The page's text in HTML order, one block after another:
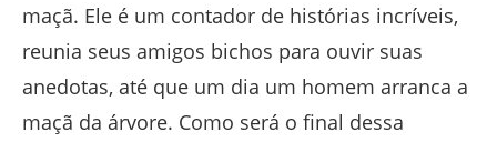
maçã. Ele é um contador de histórias incríveis,
reunia seus amigos bichos para ouvir suas
anedotas, até que um dia um homem arranca a
maçã da árvore. Como será o final dessa